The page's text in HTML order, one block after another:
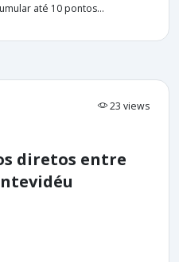
até 10 pontos...
23 views
diretos entre